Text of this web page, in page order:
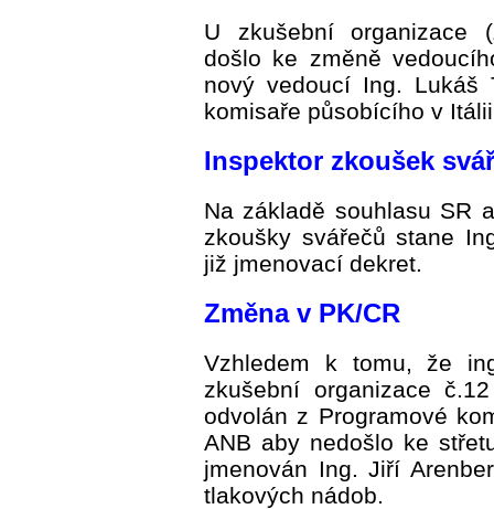
U zkušební organizace
došlo ke změně
nový vedoucí Ing. Lukáš
komisaře působícího v
Inspektor zkoušek
Na základě souhlasu SR
zkoušky svářečů stane
již jmenovací dekret.
Změna v PK/CR
Vzhledem k tomu, že
zkušební organizace
odvolán z Programové
ANB aby nedošlo ke
jmenován Ing. Jiří
tlakových nádob.